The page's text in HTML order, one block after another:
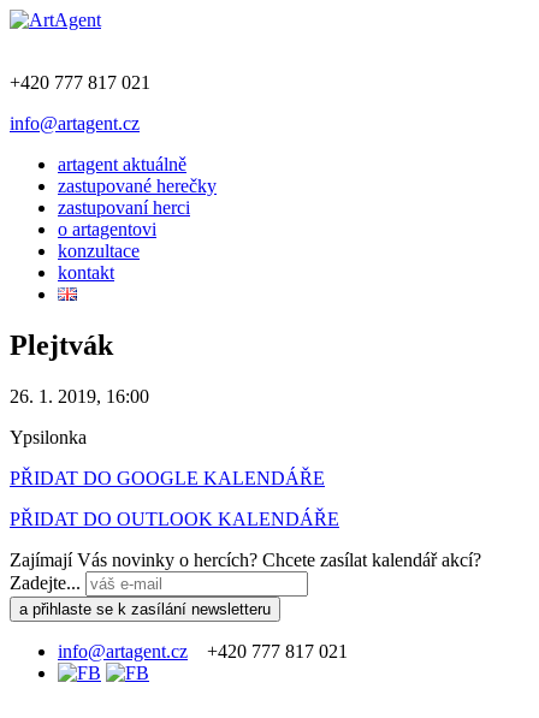
+420 777 817 021
info@artagent.cz
artagent aktuálně
zastupované herečky
zastupovaní herci
o artagentovi
konzultace
kontakt
Plejtvák
26. 1. 2019, 16:00
Ypsilonka
PŘIDAT DO GOOGLE KALENDÁŘE
PŘIDAT DO OUTLOOK KALENDÁŘE
Zajímají Vás novinky o hercích? Chcete zasílat kalendář akcí?
Zadejte...
info@artagent.cz +420 777 817 021